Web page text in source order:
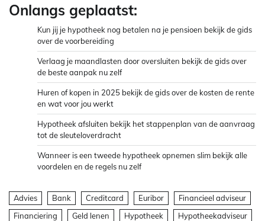
Onlangs geplaatst:
Kun jij je hypotheek nog betalen na je pensioen bekijk de gids
over de voorbereiding
Verlaag je maandlasten door oversluiten bekijk de gids over
de beste aanpak nu zelf
Huren of kopen in 2025 bekijk de gids over de kosten de rente
en wat voor jou werkt
Hypotheek afsluiten bekijk het stappenplan van de aanvraag
tot de sleuteloverdracht
Wanneer is een tweede hypotheek opnemen slim bekijk alle
voordelen en de regels nu zelf
Advies Bank Creditcard Euribor
Financieel adviseur
Financiering
Geld lenen Hypotheek
Hypotheekadviseur